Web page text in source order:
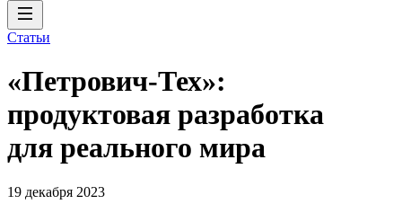
Статьи
«Петрович-Тех»:
продуктовая разработка
для реального мира
19 декабря 2023